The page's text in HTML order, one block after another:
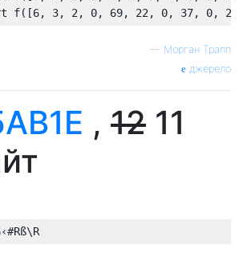
— Морган Трапп
джерело
, 12 11